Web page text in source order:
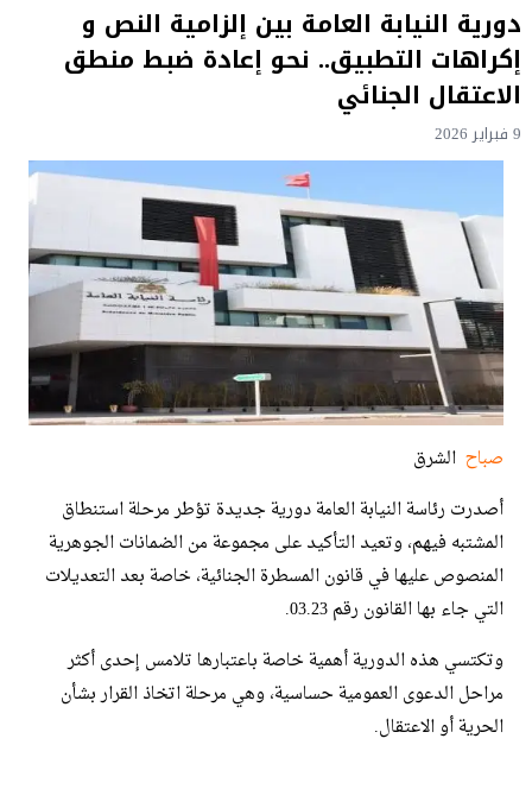
دورية النيابة العامة بين إلزامية النص و
إكراهات التطبيق.. نحو إعادة ضبط منطق
الاعتقال الجنائي
9 فبراير 2026
صباحالشرق
أصدرت رئاسة النيابة العامة دورية جديدة تؤطر مرحلة استنطاق
المشتبه فيهم، وتعيد التأكيد على مجموعة من الضمانات الجوهرية
المنصوص عليها في قانون المسطرة الجنائية، خاصة بعد التعديلات
التي جاء بها القانون رقم 03.23.
وتكتسي هذه الدورية أهمية خاصة باعتبارها تلامس إحدى أكثر
مراحل الدعوى العمومية حساسية، وهي مرحلة اتخاذ القرار بشأن
الحرية أو الاعتقال.